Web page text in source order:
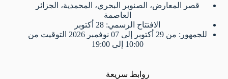
قصر المعارض، الصنوبر البحري، المحمدية، الجزائر
العاصمة
الافتتاح الرسمي: 28 أكتوبر
للجمهور: من 29 أكتوبر إلى 07 نوفمبر 2026 التوقيت من
10:00 إلى 19:00
روابط سريعة